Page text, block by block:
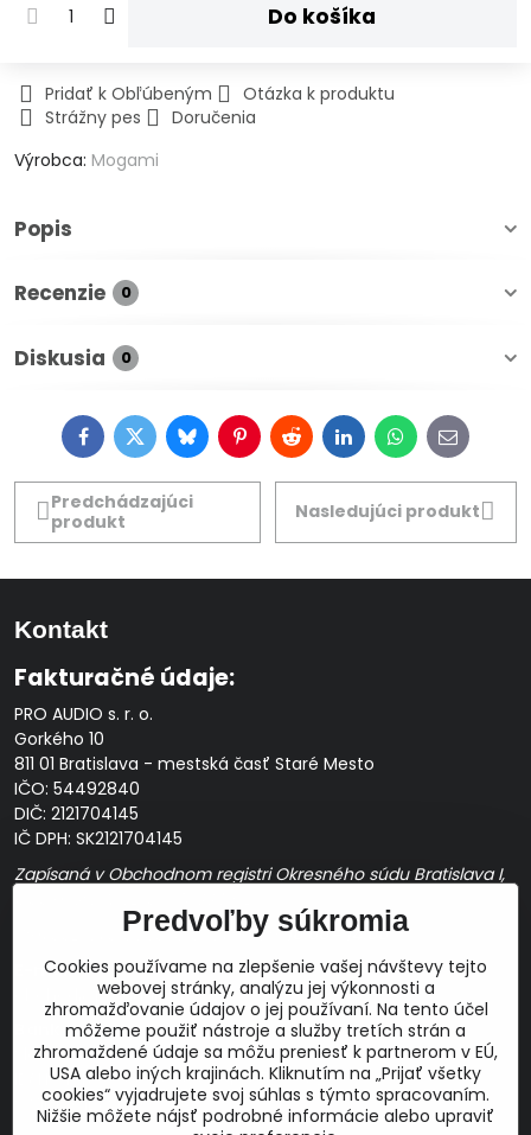
Do košíka
Pridať k Obľúbeným
Otázka k produktu
Strážny pes
Doručenia
Výrobca: Mogami
Popis
Recenzie 0
Diskusia 0
FacebookTwitterBlueskyPinterestRedditLinkedInWhatsApp
E-
mail
Predchádzajúci
produkt
Nasledujúci produkt
Kontakt
Fakturačné údaje:
PRO AUDIO s. r. o.
Gorkého 10
811 01 Bratislava - mestská časť Staré Mesto
IČO: 54492840
DIČ: 2121704145
IČ DPH: SK2121704145
Zapísaná v Obchodnom registri Okresného súdu Bratislava I,
Prevádzková doba: pracovné dni10:00 - 14:00
E-mail:
obchod@proaudio.sk
Bankové spojenie:
Slovenská sporiteľňa, a.s.
IBAN: SK48 0900 0000 0051 9050 9782
SWIFT: GIBASKBX
Predvoľby súkromia
Cookies používame na zlepšenie vašej návštevy tejto
webovej stránky, analýzu jej výkonnosti a
zhromažďovanie údajov o jej používaní. Na tento účel
môžeme použiť nástroje a služby tretích strán a
zhromaždené údaje sa môžu preniesť k partnerom v EÚ,
USA alebo iných krajinách. Kliknutím na „Prijať všetky
cookies“ vyjadrujete svoj súhlas s týmto spracovaním.
Nižšie môžete nájsť podrobné informácie alebo upraviť